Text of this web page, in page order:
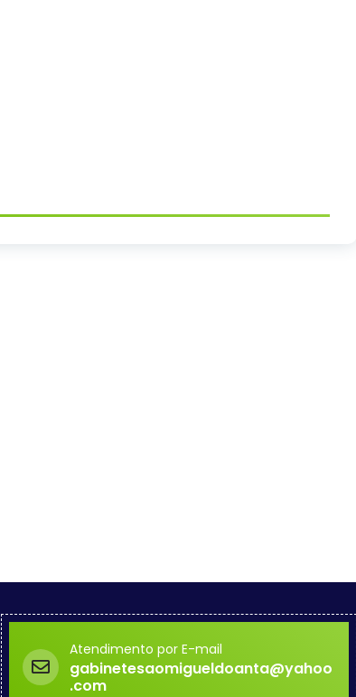
Atendimento por E-mail
gabinetesaomigueldoanta@yahoo
.com